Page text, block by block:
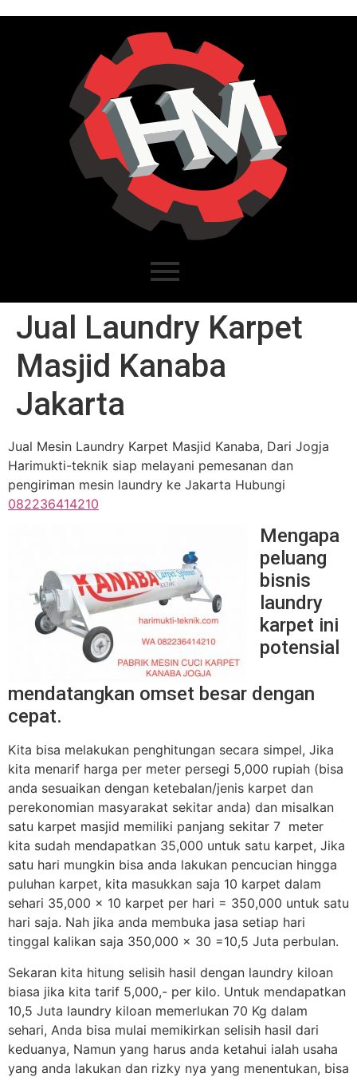
Jual Laundry Karpet
Masjid Kanaba
Jakarta
Jual Mesin Laundry Karpet Masjid Kanaba, Dari Jogja
Harimukti-teknik siap melayani pemesanan dan
pengiriman mesin laundry ke Jakarta Hubungi
082236414210
Mengapa
peluang
bisnis
laundry
karpet ini
potensial
mendatangkan omset besar dengan
cepat.
Kita bisa melakukan penghitungan secara simpel, Jika
kita menarif harga per meter persegi 5,000 rupiah (bisa
anda sesuaikan dengan ketebalan/jenis karpet dan
perekonomian masyarakat sekitar anda) dan misalkan
satu karpet masjid memiliki panjang sekitar 7 meter
kita sudah mendapatkan 35,000 untuk satu karpet, Jika
satu hari mungkin bisa anda lakukan pencucian hingga
puluhan karpet, kita masukkan saja 10 karpet dalam
sehari 35,000 x 10 karpet per hari = 350,000 untuk satu
hari saja. Nah jika anda membuka jasa setiap hari
tinggal kalikan saja 350,000 x 30 =10,5 Juta perbulan.
Sekaran kita hitung selisih hasil dengan laundry kiloan
biasa jika kita tarif 5,000,- per kilo. Untuk mendapatkan
10,5 Juta laundry kiloan memerlukan 70 Kg dalam
sehari, Anda bisa mulai memikirkan selisih hasil dari
keduanya, Namun yang harus anda ketahui ialah usaha
yang anda lakukan dan rizky nya yang menentukan, bisa